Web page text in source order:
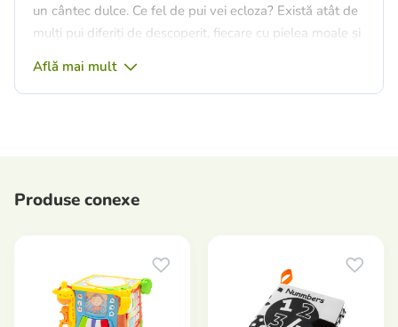
un cântec dulce. Ce fel de pui vei ecloza? Există atât de
mulți pui diferiți de descoperit, fiecare cu pielea moale și
Bubblegum și multe altele! Veți găsi o ediție limitată
Golden Chick? Puteți recrea distracția cu acești pui mici!
Află mai mult
Produse conexe